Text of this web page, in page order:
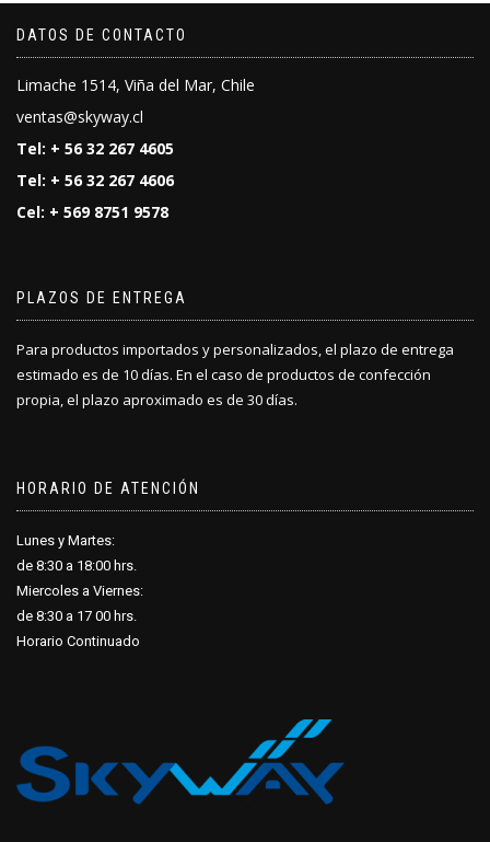
DATOS DE CONTACTO
Limache 1514, Viña del Mar, Chile
ventas@skyway.cl
Tel: + 56 32 267 4605
Tel: + 56 32 267 4606
Cel: + 569 8751 9578
PLAZOS DE ENTREGA
Para productos importados y personalizados, el plazo de entrega
estimado es de 10 días. En el caso de productos de confección
propia, el plazo aproximado es de 30 días.
HORARIO DE ATENCIÓN
Lunes y Martes:
de 8:30 a 18:00 hrs.
Miercoles a Viernes:
de 8:30 a 17 00 hrs.
Horario Continuado